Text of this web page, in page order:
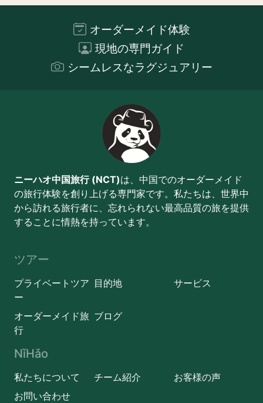
オーダーメイド体験
現地の専門ガイド
シームレスなラグジュアリー
ニーハオ中国旅行 (NCT)は、中国でのオーダーメイド
の旅行体験を創り上げる専門家です。私たちは、世界中
から訪れる旅行者に、忘れられない最高品質の旅を提供
することに情熱を持っています。
ツアー
プライベートツア
ー
目的地 サービス
オーダーメイド旅
行
ブログ
NǐHǎo
私たちについて チーム紹介
お客様の声
お問い合わせ